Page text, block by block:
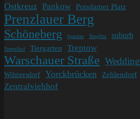
Ostkreuz Pankow Potsdamer Platz
Prenzlauer Berg
Schöneberg Spandau Steglitz suburb
Tempelhof Tiergarten Treptow
Warschauer Straße Wedding
Wilmersdorf Yorckbrücken Zehlendorf
Zentralviehhof